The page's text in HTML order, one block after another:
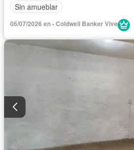
Sin amueblar
06/07/2026 en - Coldwell Banker Vive